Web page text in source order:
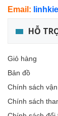
Email:
HỖ
Giỏ hàng
Bản đồ
Chính sách
Chính sách